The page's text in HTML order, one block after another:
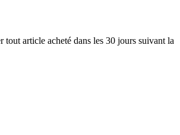
tout article acheté dans les 30 jours suivant la